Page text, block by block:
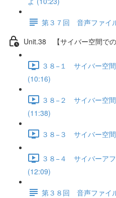
第３７回 音声ファイ
Unit.38 【サイバー空間での
３８−１ サイバー空
(10:16)
３８−２ サイバー空
(11:38)
３８−３ サイバー空
３８−４ サイバーア
(12:09)
第３８回 音声ファイ